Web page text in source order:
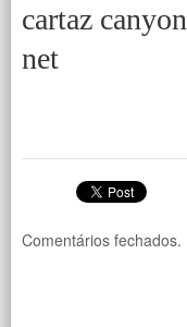
cartaz
net
Comentários fechados.